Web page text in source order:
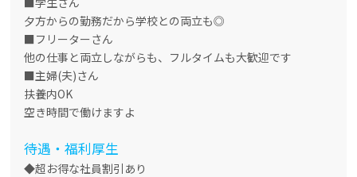
夕方からの勤務だから学校との両立も◎
■フリーターさん
他の仕事と両立しながらも、フルタイムも大歓迎です
■主婦(夫)さん
扶養内OK
空き時間で働けますよ
待遇・福利厚生
◆超お得な社員割引あり